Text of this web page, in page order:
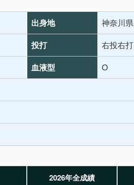
出身地
神奈川県
投打
右投右打
血液型
O
2026年全成績